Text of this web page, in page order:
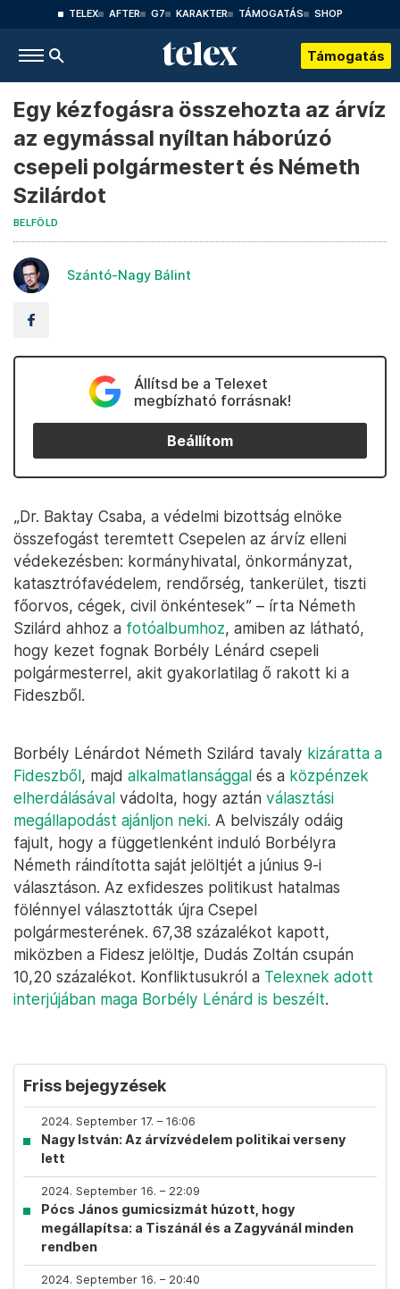
TELEX AFTER G7 KARAKTER TÁMOGATÁS SHOP
Támogatás
Egy kézfogásra összehozta az árvíz
az egymással nyíltan háborúzó
csepeli polgármestert és Németh
Szilárdot
BELFÖLD
Szántó-Nagy Bálint
Állítsd be a Telexet
megbízható forrásnak!
Beállítom
„Dr. Baktay Csaba, a védelmi bizottság elnöke
összefogást teremtett Csepelen az árvíz elleni
védekezésben: kormányhivatal, önkormányzat,
katasztrófavédelem, rendőrség, tankerület, tiszti
főorvos, cégek, civil önkéntesek” – írta Németh
Szilárd ahhoz a fotóalbumhoz, amiben az látható,
hogy kezet fognak Borbély Lénárd csepeli
polgármesterrel, akit gyakorlatilag ő rakott ki a
Fideszből.
Borbély Lénárdot Németh Szilárd tavaly kizáratta a
Fideszből, majd alkalmatlansággal és a közpénzek
elherdálásával vádolta, hogy aztán választási
megállapodást ajánljon neki. A belviszály odáig
fajult, hogy a függetlenként induló Borbélyra
Németh ráindította saját jelöltjét a június 9-i
választáson. Az exfideszes politikust hatalmas
fölénnyel választották újra Csepel
polgármesterének. 67,38 százalékot kapott,
miközben a Fidesz jelöltje, Dudás Zoltán csupán
10,20 százalékot. Konfliktusukról a Telexnek adott
interjújában maga Borbély Lénárd is beszélt.
Friss bejegyzések
2024. September 17. – 16:06
Nagy István: Az árvízvédelem politikai verseny
lett
2024. September 16. – 22:09
Pócs János gumicsizmát húzott, hogy
megállapítsa: a Tiszánál és a Zagyvánál minden
rendben
2024. September 16. – 20:40